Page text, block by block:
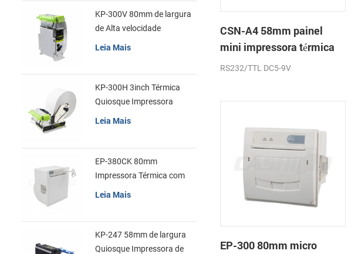
CSN-A4 58mm painel
mini impressora térmica
de recibos
RS232/TTL DC5-9V
EP-300 80mm micro
KP-300V 80mm de largura
de Alta velocidade
Quiosque Impressora
Leia Mais
KP-300H 3inch Térmica
Quiosque Impressora
Módulo de
Leia Mais
EP-380CK 80mm
Impressora Térmica com
Tampa de Bloqueio
Leia Mais
KP-247 58mm de largura
Quiosque Impressora de